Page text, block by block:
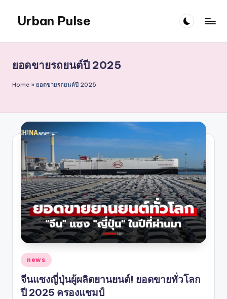
content
Urban Pulse
ยอดขายรถยนต์ปี 2025
Home » ยอดขายรถยนต์ปี 2025
Posted
in
news
จีนแซงญี่ปุ่นผู้ผลิตยานยนต์! ยอดขายทั่วโลก
ปี 2025 ครองแชมป์